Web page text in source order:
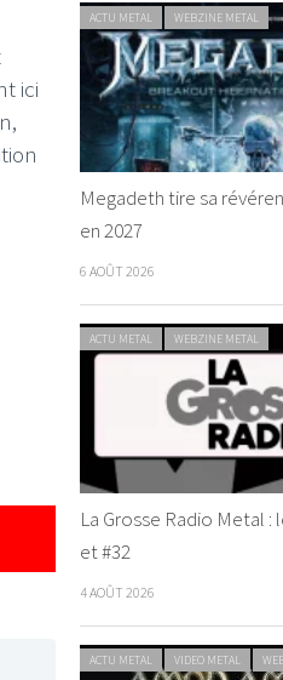
ici
ACTU METAL WEBZINE METAL
Megadeth tire sa
en 2027
6 AOÛT 2026
ACTU METAL WEBZINE METAL
La Grosse Radio Metal :
et #32
4 AOÛT 2026
ACTU METAL VIDEO METAL